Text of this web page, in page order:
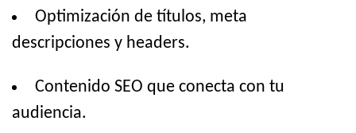
Optimización de títulos, meta
descripciones y headers.
Contenido SEO que conecta con tu
audiencia.